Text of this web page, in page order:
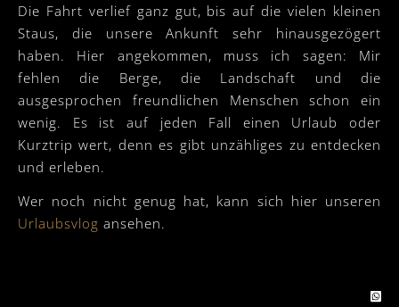
Die Fahrt verlief ganz gut, bis auf die vielen kleinen
Staus, die unsere Ankunft sehr hinausgezögert
haben. Hier angekommen, muss ich sagen: Mir
fehlen die Berge, die Landschaft und die
ausgesprochen freundlichen Menschen schon ein
wenig. Es ist auf jeden Fall einen Urlaub oder
Kurztrip wert, denn es gibt unzähliges zu entdecken
und erleben.
Wer noch nicht genug hat, kann sich hier unseren
Urlaubsvlog ansehen.